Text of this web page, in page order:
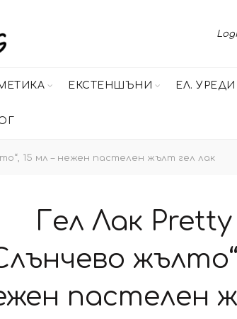
ЕКСТЕНШЪНИ ЕЛ. УРЕДИ
15 мл – нежен пастелен жълт гел лак
Гел Лак Pretty
пастелен